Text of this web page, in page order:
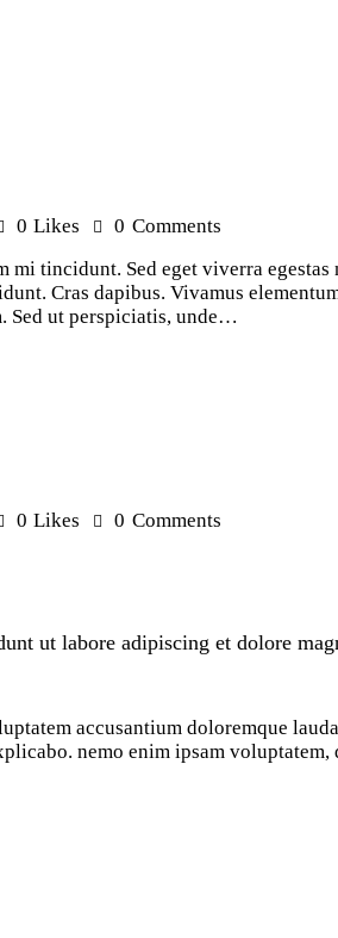
0 Likes 0 Comments
tincidunt. Sed eget viverra
Cras dapibus. Vivamus
Sed ut perspiciatis, unde…
0 Likes 0 Comments
ut labore adipiscing et dolore
accusantium doloremque
nemo enim ipsam voluptatem,